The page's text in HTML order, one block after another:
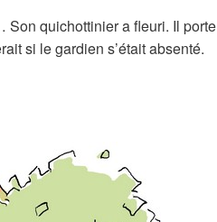
quichottinier a fleuri. Il porte
si le gardien s’était absenté.